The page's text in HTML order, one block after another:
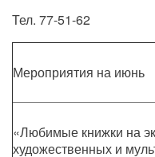
Тел. 77-51-62
Мероприятия на июнь
«Любимые книжки на
художественных и